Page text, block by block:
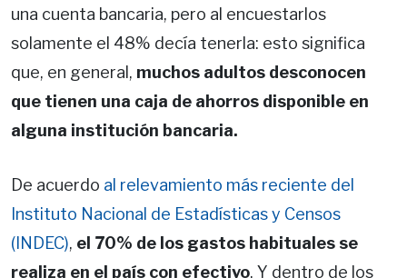
una cuenta bancaria, pero al encuestarlos
solamente el 48% decía tenerla: esto significa
que, en general, muchos adultos desconocen
que tienen una caja de ahorros disponible en
alguna institución bancaria.
De acuerdo al relevamiento más reciente del
Instituto Nacional de Estadísticas y Censos
(INDEC), el 70% de los gastos habituales se
realiza en el país con efectivo. Y dentro de los